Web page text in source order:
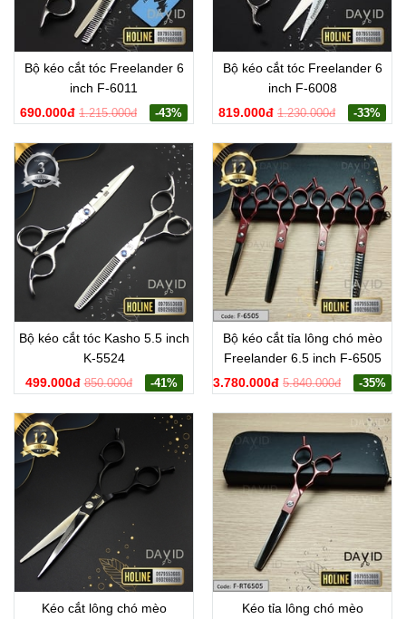
Bộ kéo cắt tóc Freelander 6
inch F-6011
690.000đ 1.215.000đ -43%
Bộ kéo cắt tóc Freelander 6
inch F-6008
819.000đ 1.230.000đ -33%
Bộ kéo cắt tóc Kasho 5.5 inch
K-5524
499.000đ 850.000đ -41%
Bộ kéo cắt tỉa lông chó mèo
Freelander 6.5 inch F-6505
3.780.000đ 5.840.000đ -35%
Kéo cắt lông chó mèo
Kéo tỉa lông chó mèo